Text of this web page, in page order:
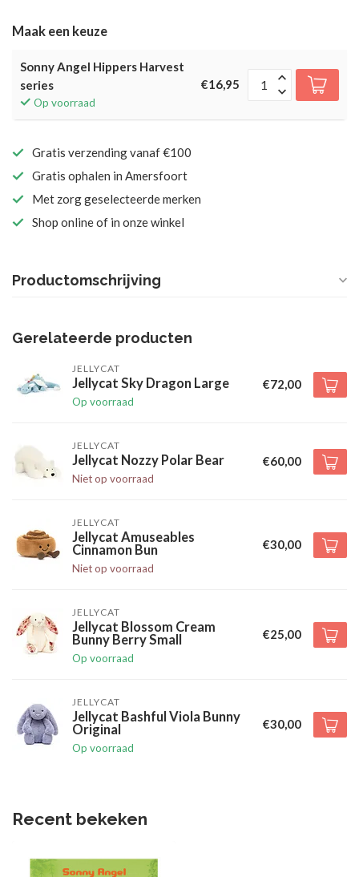
Maak een keuze
Sonny Angel Hippers Harvest
series
Op voorraad
€16,95
Gratis verzending vanaf €100
Gratis ophalen in Amersfoort
Met zorg geselecteerde merken
Shop online of in onze winkel
Productomschrijving
Gerelateerde producten
JELLYCAT
Jellycat Sky Dragon Large
Op voorraad
€72,00
JELLYCAT
Jellycat Nozzy Polar Bear
Niet op voorraad
€60,00
JELLYCAT
Jellycat Amuseables
Cinnamon Bun
Niet op voorraad
€30,00
JELLYCAT
Jellycat Blossom Cream
Bunny Berry Small
Op voorraad
€25,00
JELLYCAT
Jellycat Bashful Viola Bunny
Original
Op voorraad
€30,00
Recent bekeken